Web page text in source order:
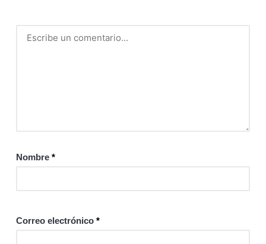
Nombre *
Correo electrónico *